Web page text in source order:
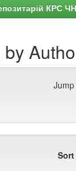
КРС